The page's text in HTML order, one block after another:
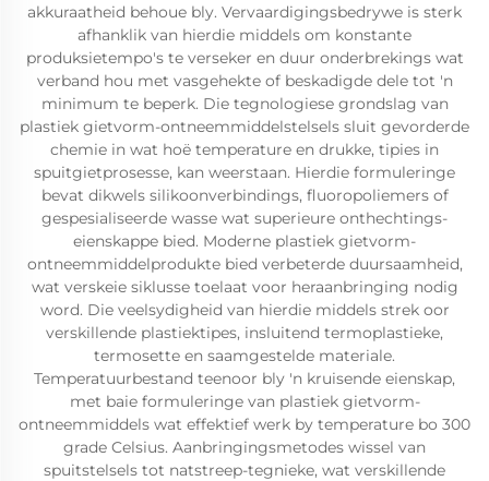
akkuraatheid behoue bly. Vervaardigingsbedrywe is sterk
afhanklik van hierdie middels om konstante
produksietempo's te verseker en duur onderbrekings wat
verband hou met vasgehekte of beskadigde dele tot 'n
minimum te beperk. Die tegnologiese grondslag van
plastiek gietvorm-ontneemmiddelstelsels sluit gevorderde
chemie in wat hoë temperature en drukke, tipies in
spuitgietprosesse, kan weerstaan. Hierdie formuleringe
bevat dikwels silikoonverbindings, fluoropoliemers of
gespesialiseerde wasse wat superieure onthechtings-
eienskappe bied. Moderne plastiek gietvorm-
ontneemmiddelprodukte bied verbeterde duursaamheid,
wat verskeie siklusse toelaat voor heraanbringing nodig
word. Die veelsydigheid van hierdie middels strek oor
verskillende plastiektipes, insluitend termoplastieke,
termosette en saamgestelde materiale.
Temperatuurbestand teenoor bly 'n kruisende eienskap,
met baie formuleringe van plastiek gietvorm-
ontneemmiddels wat effektief werk by temperature bo 300
grade Celsius. Aanbringingsmetodes wissel van
spuitstelsels tot natstreep-tegnieke, wat verskillende